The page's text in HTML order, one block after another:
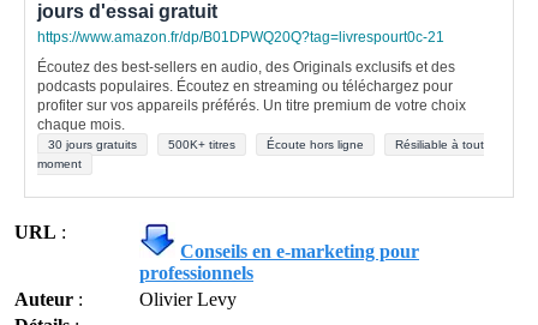
jours d'essai gratuit
https://www.amazon.fr/dp/B01DPWQ20Q?tag=livrespourt0c-21
Écoutez des best-sellers en audio, des Originals exclusifs et des
podcasts populaires. Écoutez en streaming ou téléchargez pour
profiter sur vos appareils préférés. Un titre premium de votre choix
chaque mois.
30 jours gratuits 500K+ titres Écoute hors ligne
Résiliable à tout
moment
URL :
Conseils en e-marketing pour
professionnels
Auteur :
Olivier Levy